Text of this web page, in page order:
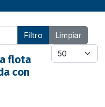
Filtro
Limpiar
Cantidad
flota
con